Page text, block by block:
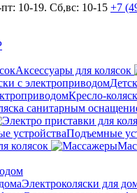
10-19. Сб,вс: 10-15 +7
Аксессуары для колясок
Кресло-
Подъемные
колясок
Электроколяски для